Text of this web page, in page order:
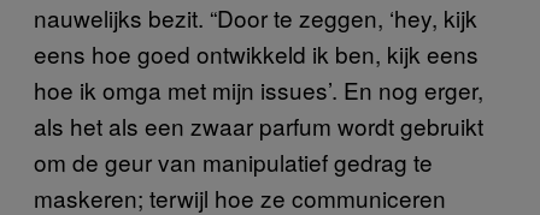
nauwelijks bezit. “Door te zeggen, ‘hey, kijk
eens hoe goed ontwikkeld ik ben, kijk eens
hoe ik omga met mijn issues’. En nog erger,
als het als een zwaar parfum wordt gebruikt
om de geur van manipulatief gedrag te
maskeren; terwijl hoe ze communiceren